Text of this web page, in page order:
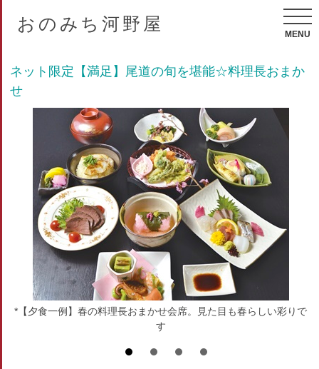
おのみち河野屋
MENU
ネット限定【満足】尾道の旬を堪能☆料理長おまか
せ
*【夕食一例】春の料理長おまかせ会席。見た目も春らしい彩りで
す